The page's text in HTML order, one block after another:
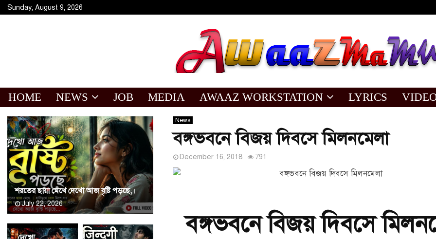
Sunday, August 9, 2026
HOME NEWS JOB MEDIA AWAAZ WORKSTATION LYRICS
News
বঙ্গভবনে বিজয় দিবসে মিলনমেলা
December 16, 2018 791
বঙ্গভবনে বিজয় দিবসে
শরতের ছায়া মেখে দেখো আজ বৃষ্টি পড়ছে,।
July 22, 2026